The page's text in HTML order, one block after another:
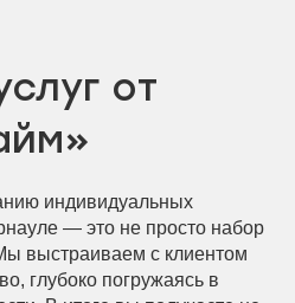
от
индивидуальных
— это не просто набор
выстраиваем с клиентом
глубоко погружаясь в